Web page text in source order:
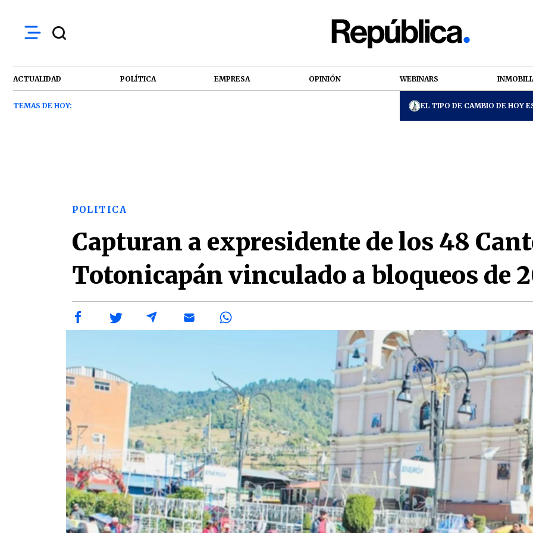
ACTUALIDAD POLÍTICA EMPRESA OPINIÓN WEBINARS
TEMAS DE HOY: EL TIPO DE CAMBIO DE HOY
POLITICA
Capturan a expresidente de los 48
Totonicapán vinculado a bloqueos de